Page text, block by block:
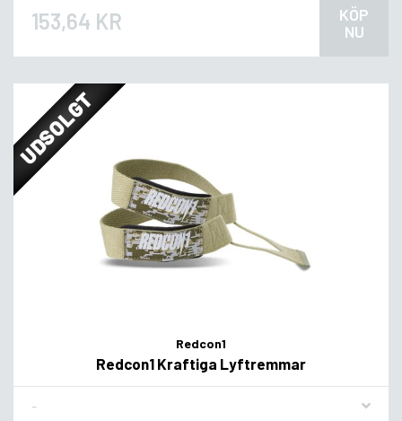
153,64 KR
KÖP
NU
UDSOLGT
Redcon1
Redcon1 Kraftiga Lyftremmar